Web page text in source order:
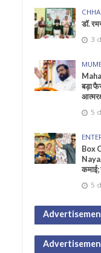
डॉ.
3
बड़ा
5
Box
कमाई;
5